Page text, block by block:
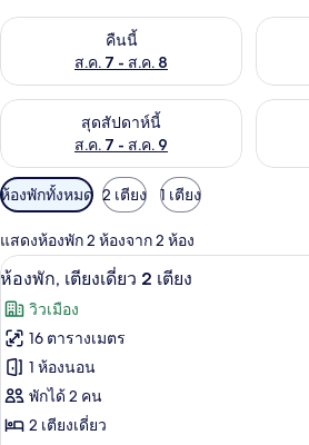
คืนนี้
ส.ค. 7 - ส.ค. 8
ตรวจสอบจำนวนห้องพักว่างในคืนนี้ ส.ค.
ตรวจ
สุดสัปดาห์นี้
ส.ค. 7 - ส.ค. 9
ตรวจสอบจำนวนห้องพักว่างในสุดสัปดาห์
ตรวจ
ตัว
กรอง
ที่
มี
ให้
สำหรับ
ห้อง
พัก
ห้องพักทั้งหมด 2 เตียง 1 เตียง
แสดงห้องพัก 2 ห้องจาก 2 ห้อง
เปิด
ภาพถ่าย
ทั้งหมด
ของ
ห้อง
พัก,
ห้องพัก,
10
ห้องพัก, เตียงเดี่ยว 2 เตียง
วิวเมือง
16 ตารางเมตร
1 ห้องนอน
พักได้ 2 คน
2 เตียงเดี่ยว